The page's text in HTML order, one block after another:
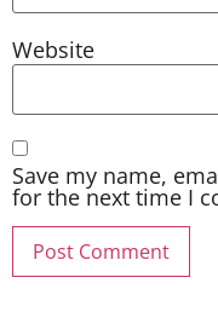
Website
Save my name,
for the next time I